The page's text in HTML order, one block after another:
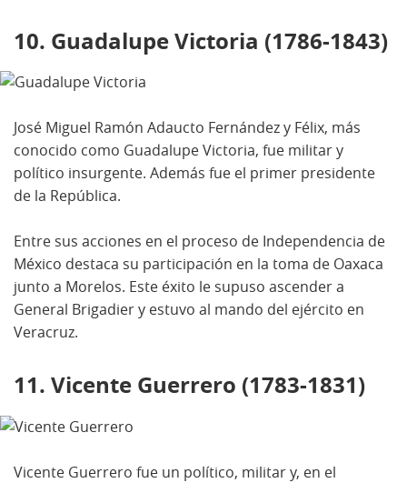
10. Guadalupe Victoria (1786-1843)
José Miguel Ramón Adaucto Fernández y Félix, más
conocido como Guadalupe Victoria, fue militar y
político insurgente. Además fue el primer presidente
de la República.
Entre sus acciones en el proceso de Independencia de
México destaca su participación en la toma de Oaxaca
junto a Morelos. Este éxito le supuso ascender a
General Brigadier y estuvo al mando del ejército en
Veracruz.
11. Vicente Guerrero (1783-1831)
Vicente Guerrero fue un político, militar y, en el